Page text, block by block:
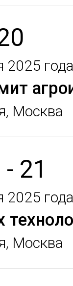
2025 года
Москва
21
2025 года
Москва